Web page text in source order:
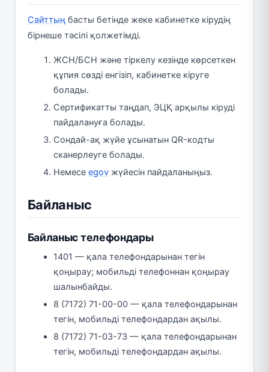
Сайттыңбасты бетінде жеке кабинетке кірудің
бірнеше тәсілі қолжетімді.
ЖСН/БСН және тіркелу кезінде көрсеткен
құпия сөзді енгізіп, кабинетке кіруге
болады.
Сертификатты таңдап, ЭЦҚ арқылы кіруді
пайдалануға болады.
Сондай-ақ жүйе ұсынатын QR-кодты
сканерлеуге болады.
Немесе egov жүйесін пайдаланыңыз.
Байланыс
Байланыс телефондары
1401 — қала телефондарынан тегін
қоңырау; мобильді телефоннан қоңырау
шалынбайды.
8 (7172) 71-00-00 — қала телефондарынан
тегін, мобильді телефондардан ақылы.
8 (7172) 71-03-73 — қала телефондарынан
тегін, мобильді телефондардан ақылы.